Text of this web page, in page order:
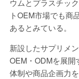
ウムとプラスチッ
トOEM市場でも商
あるとみている。
新設したサプリメ
OEM・ODMを展
体制や商品企画力